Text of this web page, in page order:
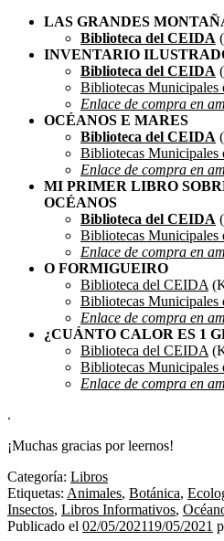
LAS GRANDES
Biblioteca del CEIDA
INVENTARIO
Biblioteca del CEIDA
Bibliotecas Municipales
Enlace de compra en
OCÉANOS E MARES
Biblioteca del CEIDA
Bibliotecas Municipales
Enlace de compra en
MI PRIMER LIBRO
OCÉANOS
Biblioteca del CEIDA
Bibliotecas Municipales
Enlace de compra en
O FORMIGUEIRO
Biblioteca del CEIDA
Bibliotecas Municipales
Enlace de compra en
¿CUÁNTO CALOR ES 1
Biblioteca del CEIDA
Bibliotecas Municipales
Enlace de compra en
.
¡Muchas gracias por leernos!
Categoría: Libros
Etiquetas: Animales, Botánica,
Insectos, Libros Informativos,
Publicado el 02/05/202119/05/2021